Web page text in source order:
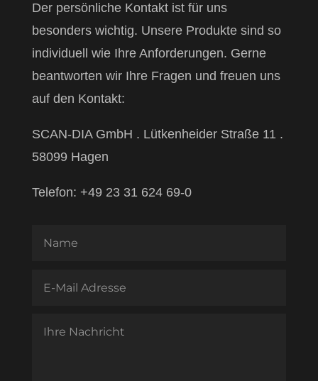
Der persönliche Kontakt ist für uns
besonders wichtig. Unsere Produkte sind so
individuell wie Ihre Anforderungen. Gerne
beantworten wir Ihre Fragen und freuen uns
auf den Kontakt:
SCAN-DIA GmbH . Lütkenheider Straße 11 .
58099 Hagen
Telefon: +49 23 31 624 69-0